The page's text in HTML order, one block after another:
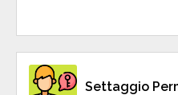
Settaggio